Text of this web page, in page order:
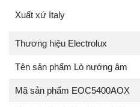
Xuất xứ Italy
Thương hiệu Electrolux
Tên sản phẩm Lò nướng âm
Mã sản phẩm EOC5400AOX